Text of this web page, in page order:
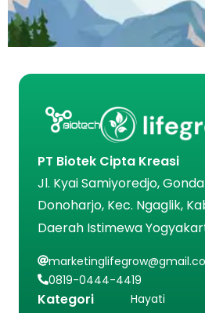
PT Biotek Cipta Kreasi
Jl. Kyai Samiyoredjo,
Donoharjo, Kec. Ngaglik,
Daerah Istimewa
0819-0444-4419
Kategori
Hayati